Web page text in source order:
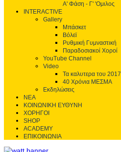
Α' Φάση - Γ' 'Ομιλος
INTERACTIVE
Gallery
Μπάσκετ
Βόλεϊ
Ρυθμική Γυμναστική
Παραδοσιακοί Χοροί
YouTube Channel
Video
Τα καλυτερα του 2017
40 Χρόνια ΜΕΣΜΑ
Εκδηλώσεις
ΝΕΑ
ΚΟΙΝΩΝΙΚΗ ΕΥΘΥΝΗ
ΧΟΡΗΓΟΙ
SHOP
ACADEMY
ΕΠΙΚΟΙΝΩΝΙΑ